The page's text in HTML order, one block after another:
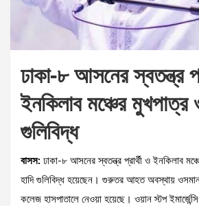
ঢাকা-৮ আসনের স্বতন্ত্র
ইনকিলাব মঞ্চের মুখপাত্র
গুলিবিদ্ধ
বাসস: ঢাকা-৮ আসনের স্বতন্ত্র প্রার্থী ও ইনকিলাব
হাদি গুলিবিদ্ধ হয়েছেন। গুরুতর আহত অবস্থায় ওসমান
কলেজ হাসপাতালে নেওয়া হয়েছে। ওয়ান স্টপ ইমার্জেন্সি